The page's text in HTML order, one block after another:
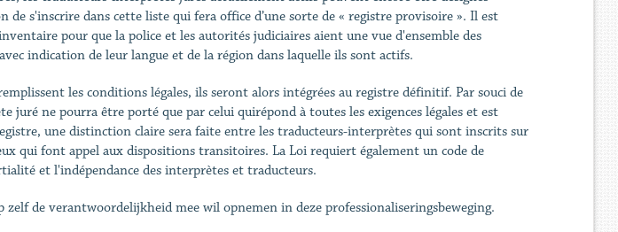
de s'inscrire dans cette liste qui fera office d’une sorte de « registre provisoire ». Il est
inventaire pour que la police et les autorités judiciaires aient une vue d'ensemble des
indication de leur langue et de la région dans laquelle ils sont actifs.
les conditions légales, ils seront alors intégrées au registre définitif. Par souci de
ne pourra être porté que par celui quirépond à toutes les exigences légales et est
une distinction claire sera faite entre les traducteurs-interprètes qui sont inscrits sur
qui font appel aux dispositions transitoires. La Loi requiert également un code de
et l'indépendance des interprètes et traducteurs.
de verantwoordelijkheid mee wil opnemen in deze professionaliseringsbeweging.